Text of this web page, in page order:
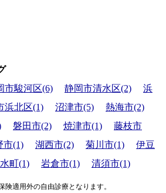
市駿河区(6) 静岡市清水区(2)
浜
浜北区(1) 沼津市(5)
熱海市(2)
磐田市(2) 焼津市(1)
藤枝市
市(1) 湖西市(2) 菊川市(1)
伊豆
町(1) 岩倉市(1) 清須市(1)
適用外の自由診療となります。